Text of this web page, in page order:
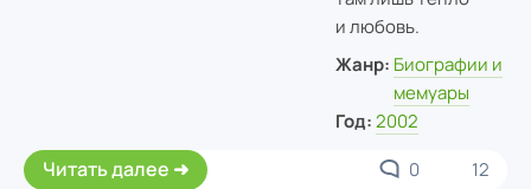
и любовь.
Жанр: Биографии и
мемуары
Год: 2002
Читать далее 0 12